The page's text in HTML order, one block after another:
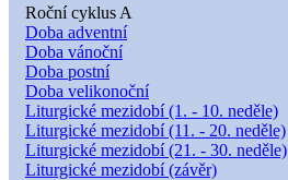
Roční cyklus A
Doba adventní
Doba vánoční
Doba postní
Doba velikonoční
Liturgické mezidobí (1. - 10. neděle)
Liturgické mezidobí (11. - 20. neděle)
Liturgické mezidobí (21. - 30. neděle)
Liturgické mezidobí (závěr)